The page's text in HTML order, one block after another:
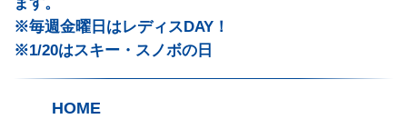
ます。
※毎週金曜日はレディスDAY！
※1/20はスキー・スノボの日
HOME